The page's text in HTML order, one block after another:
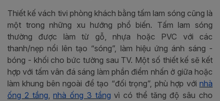
Thiết kế vách tivi phòng khách bằng tấm lam sóng cũng là
một trong những xu hướng phổ biến. Tấm lam sóng
thường được làm từ gỗ, nhựa hoặc PVC với các
thanh/nẹp nổi lên tạo “sóng”, làm hiệu ứng ánh sáng -
bóng - khối cho bức tường sau TV. Một số thiết kế sẽ kết
hợp với tấm vân đá sáng làm phần điểm nhấn ở giữa hoặc
làm khung bên ngoài để tạo “đối trọng”, phù hợp với nhà
ống 2 tầng ,nhà ống 3 tầng vì có thể tăng độ sâu cho